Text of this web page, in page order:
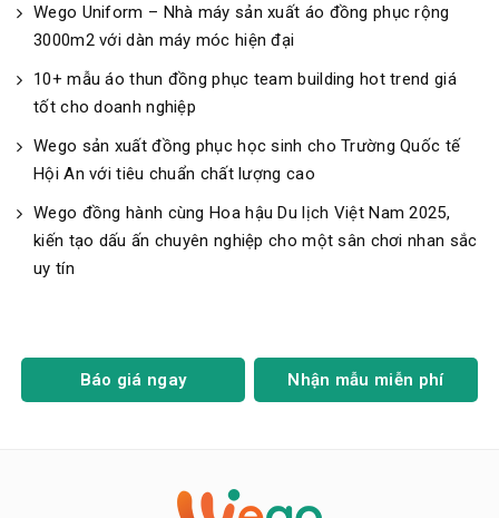
Wego Uniform – Nhà máy sản xuất áo đồng phục rộng
3000m2 với dàn máy móc hiện đại
10+ mẫu áo thun đồng phục team building hot trend giá
tốt cho doanh nghiệp
Wego sản xuất đồng phục học sinh cho Trường Quốc tế
Hội An với tiêu chuẩn chất lượng cao
Wego đồng hành cùng Hoa hậu Du lịch Việt Nam 2025,
kiến tạo dấu ấn chuyên nghiệp cho một sân chơi nhan sắc
uy tín
Báo giá ngay Nhận mẫu miễn phí